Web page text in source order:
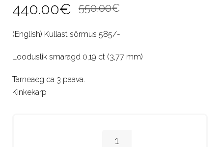
550.00€
550.00€.
440.00€
440.00€.
(English) Kullast sõrmus 585/-
Looduslik smaragd 0,19 ct (3,77 mm)
Tarneaeg ca 3 päava.
Kinkekarp